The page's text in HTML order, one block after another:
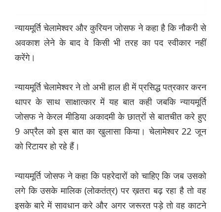
न्यायमूर्ति चेलामेश्वर और कुरियन जोसफ ने कहा है कि नौकरी से
अवकाश लेने के बाद वे किसी भी तरह का पद स्वीकार नहीं
करेंगे।
न्यायमूर्ति चेलामेश्वर ने तो अभी हाल ही में प्रसिद्ध पत्रकार करन
थापर के साथ साक्षात्कार में यह बात कही जबकि न्यायमूर्ति
जोसफ ने केरल मीडिया अकादमी के छात्रों से बातचीत करे हुए
9 अप्रैल को इस बात का खुलासा किया। चेलामेश्वर 22 जून
को रिटायर हो रहे हैं।
न्यायमूर्ति जोसफ ने कहा कि पहरेदारों को चाहिए कि जब उसको
लगे कि उसके मालिक (लोकतंत्र) पर ख़तरा बढ़ रहा है तो वह
इसके बारे में सावधान करे और अगर जरूरत पड़े तो वह काटने